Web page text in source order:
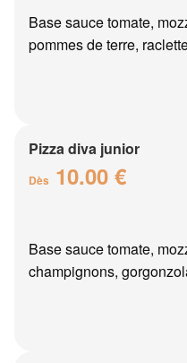
Base sauce tomate,
pommes de terre,
Pizza diva junior
Dès 10.00 €
Base sauce tomate,
champignons,